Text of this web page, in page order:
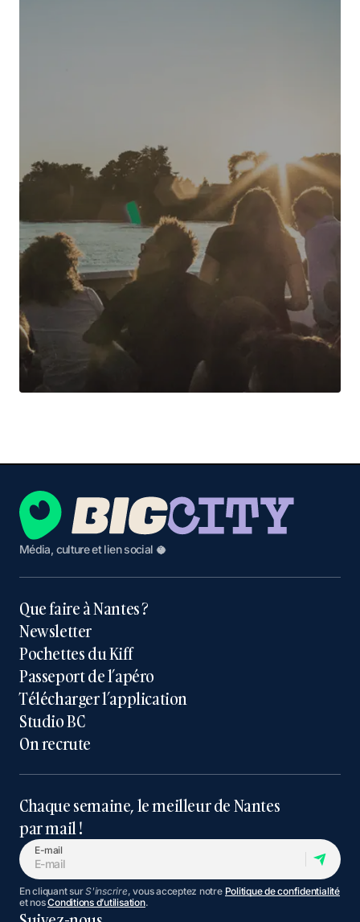
Média, culture et lien social 🥥
Que faire à Nantes ?
Newsletter
Pochettes du Kiff
Passeport de l’apéro
Télécharger l’application
Studio BC
On recrute
Chaque semaine, le meilleur de Nantes
par mail !
E-mail
En cliquant surS'inscrire, vous acceptez notre Politique de confidentialité
et nosConditions d’utilisation.